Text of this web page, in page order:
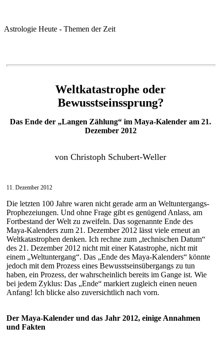
Astrologie Heute - Themen der Zeit
Weltkatastrophe oder
Bewusstseinssprung?
Das Ende der „Langen Zählung“ im Maya-Kalender am 21.
Dezember 2012
von Christoph Schubert-Weller
11. Dezember 2012
Die letzten 100 Jahre waren nicht gerade arm an Weltuntergangs-
Prophezeiungen. Und ohne Frage gibt es genügend Anlass, am
Fortbestand der Welt zu zweifeln. Das sogenannte Ende des
Maya-Kalenders zum 21. Dezember 2012 lässt viele erneut an
Weltkatastrophen denken. Ich rechne zum „technischen Datum“
des 21. Dezember 2012 nicht mit einer Katastrophe, nicht mit
einem „Weltuntergang“. Das „Ende des Maya-Kalenders“ könnte
jedoch mit dem Prozess eines Bewusstseinsübergangs zu tun
haben, ein Prozess, der wahrscheinlich bereits im Gange ist. Wie
bei jedem Zyklus: Das „Ende“ markiert zugleich einen neuen
Anfang! Ich blicke also zuversichtlich nach vorn.
Der Maya-Kalender und das Jahr 2012, einige Annahmen
und Fakten